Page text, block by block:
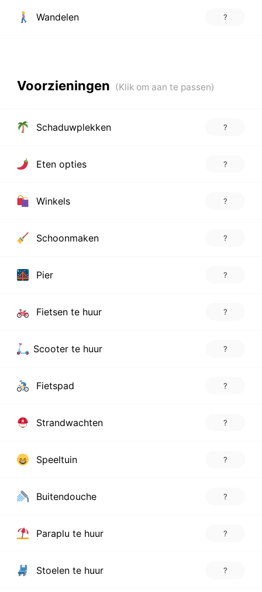
Wandelen ?
Voorzieningen
Schaduwplekken ?
Eten opties ?
Winkels ?
Schoonmaken ?
Pier ?
Fietsen te huur ?
Scooter te huur ?
Fietspad ?
Strandwachten ?
Speeltuin ?
Buitendouche ?
Paraplu te huur ?
Stoelen te huur ?